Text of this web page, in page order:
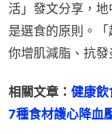
活」發文分享，
是選食的原則。
你增肌減脂、抗發
相關文章： 健康飲
7種食材護心降血